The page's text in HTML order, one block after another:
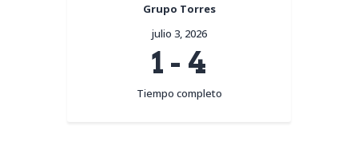
Grupo Torres
julio 3, 2026
1 - 4
Tiempo completo